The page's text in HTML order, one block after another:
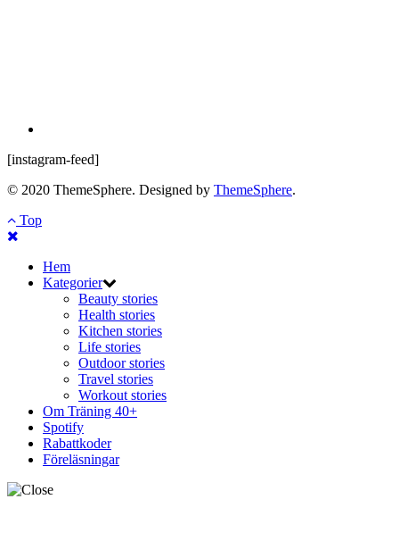
[instagram-feed]
© 2020 ThemeSphere. Designed by ThemeSphere.
Top
Hem
Kategorier
Beauty stories
Health stories
Kitchen stories
Life stories
Outdoor stories
Travel stories
Workout stories
Om Träning 40+
Spotify
Rabattkoder
Föreläsningar